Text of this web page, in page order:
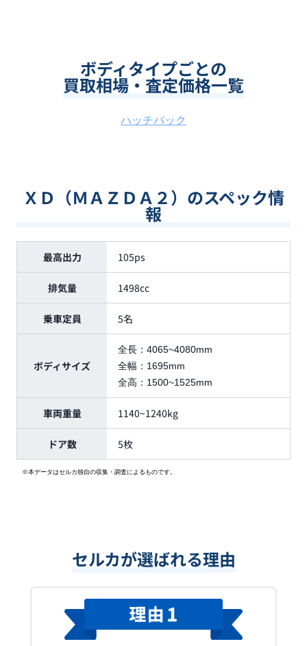
ボディタイプごとの
買取相場・査定価格一覧
ハッチバック
ＸＤ（ＭＡＺＤＡ２）のスペック情
報
最高出力 105ps
排気量 1498cc
乗車定員 5名
ボディサイズ
全長： 4065~4080mm
全幅： 1695mm
全高： 1500~1525mm
車両重量 1140~1240kg
ドア数 5枚
※本データはセルカ独自の収集・調査によるものです。
セルカが選ばれる理由